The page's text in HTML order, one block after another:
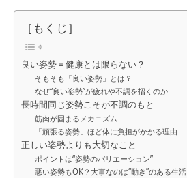
［もくじ］
良い姿勢＝健康とは限らない？
そもそも「良い姿勢」とは？
なぜ“良い姿勢”が疲れや不調を招くのか
長時間同じ姿勢こそが不調のもと
筋肉が固まるメカニズム
「頑張る姿勢」ほど体に負担がかかる理由
正しい姿勢よりも大切なこと
ポイントは“姿勢のバリエーション”
悪い姿勢もOK？大事なのは“動き”のある生活